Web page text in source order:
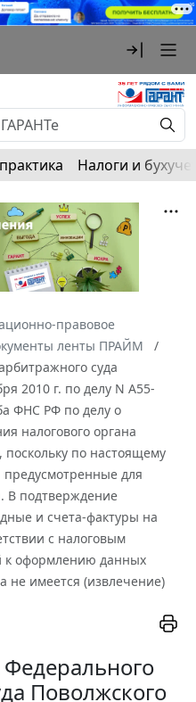
Налоги и
правовое
ленты ПРАЙМ
суда
2010 г. по делу N А55-
ФНС РФ по делу о
налогового органа
поскольку по настоящему
предусмотренные для
В подтверждение
и счета-фактуры на
с налоговым
к оформлению данных
не имеется (извлечение)
Поволжского